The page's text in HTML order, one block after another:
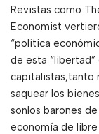
Revistas como
Economist
“política
de esta
capitalistas,tanto
saquear los
sonlos barones
economía de